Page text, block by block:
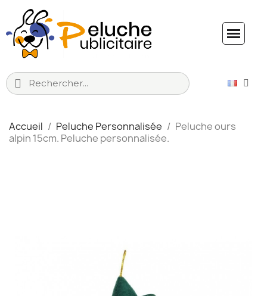
Accueil Peluche Personnalisée
Peluche ours
alpin 15cm. Peluche personnalisée.